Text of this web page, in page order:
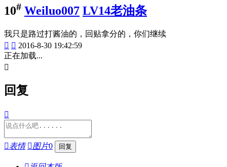
10# Weiluo007 LV14老油条
我只是路过打酱油的，回贴拿分的，你们继续
  2016-8-30 19:42:59
正在加载...

回复

表情 图片0